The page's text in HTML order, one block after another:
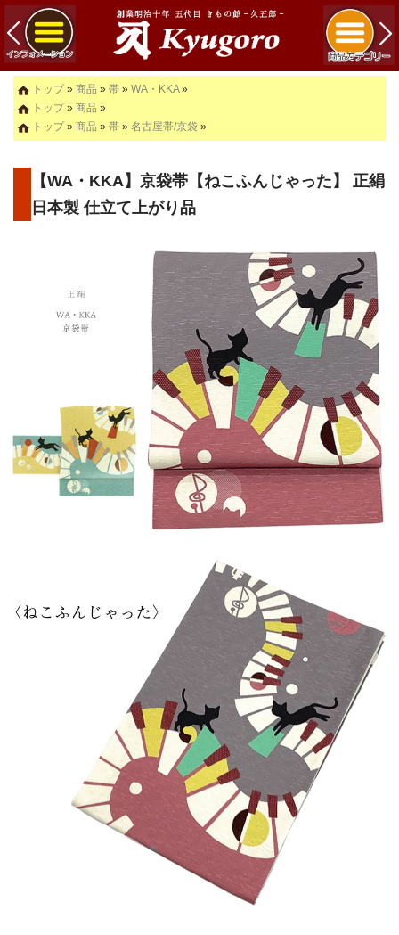
トップ» 商品 » 帯 » WA・KKA»
トップ» 商品 »
トップ» 商品 » 帯 » 名古屋帯/京袋 »
【WA・KKA】京袋帯【ねこふんじゃった】 正絹
日本製 仕立て上がり品